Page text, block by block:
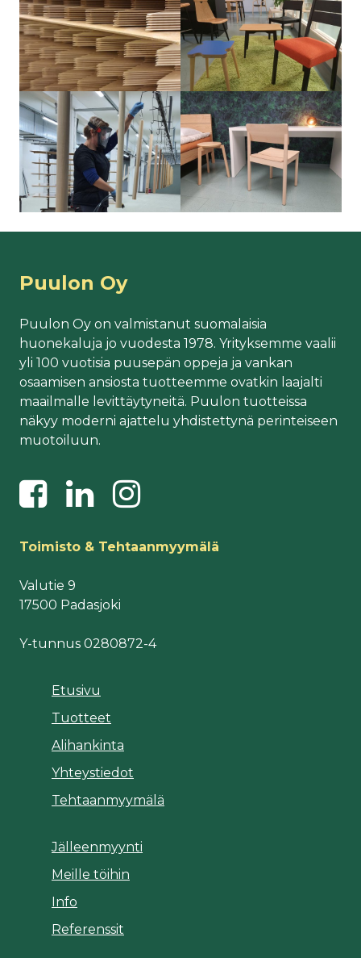
Puulon Oy
Puulon Oy on valmistanut suomalaisia
huonekaluja jo vuodesta 1978. Yrityksemme vaalii
yli 100 vuotisia puusepän oppeja ja vankan
osaamisen ansiosta tuotteemme ovatkin laajalti
maailmalle levittäytyneitä. Puulon tuotteissa
näkyy moderni ajattelu yhdistettynä perinteiseen
muotoiluun.
Toimisto & Tehtaanmyymälä
Valutie 9
17500 Padasjoki
Y-tunnus 0280872-4
Etusivu
Tuotteet
Alihankinta
Yhteystiedot
Tehtaanmyymälä
Jälleenmyynti
Meille töihin
Info
Referenssit